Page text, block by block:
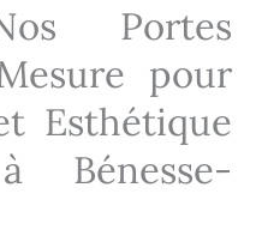
Portes
pour
Esthétique
Bénesse-